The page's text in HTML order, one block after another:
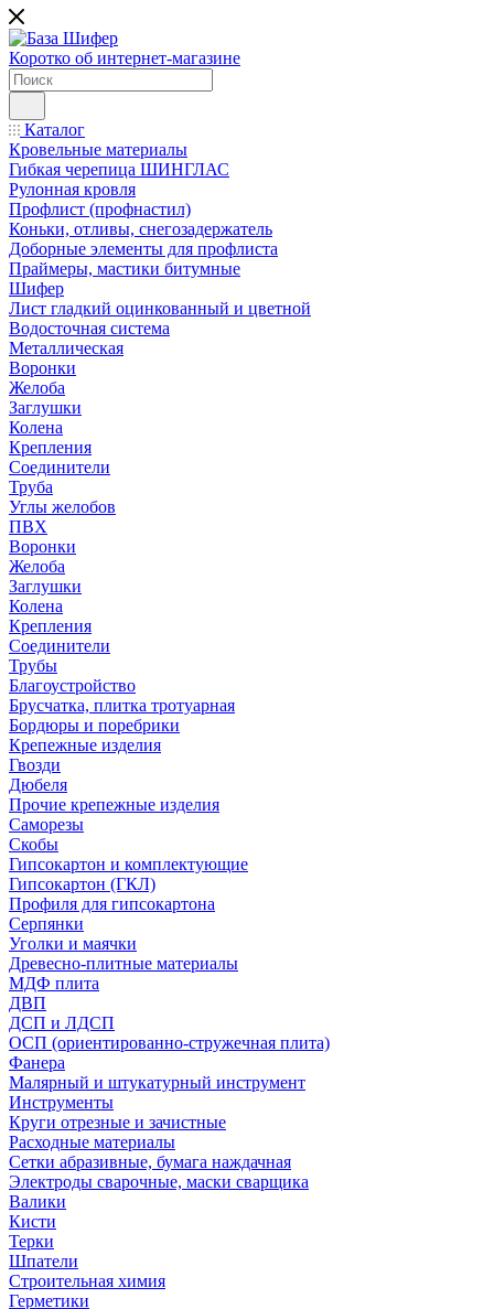
Коротко об интернет-магазине
Каталог
Кровельные материалы
Гибкая черепица ШИНГЛАС
Рулонная кровля
Профлист (профнастил)
Коньки, отливы, снегозадержатель
Доборные элементы для профлиста
Праймеры, мастики битумные
Шифер
Лист гладкий оцинкованный и цветной
Водосточная система
Металлическая
Воронки
Желоба
Заглушки
Колена
Крепления
Соединители
Труба
Углы желобов
ПВХ
Воронки
Желоба
Заглушки
Колена
Крепления
Соединители
Трубы
Благоустройство
Брусчатка, плитка тротуарная
Бордюры и поребрики
Крепежные изделия
Гвозди
Дюбеля
Прочие крепежные изделия
Саморезы
Скобы
Гипсокартон и комплектующие
Гипсокартон (ГКЛ)
Профиля для гипсокартона
Серпянки
Уголки и маячки
Древесно-плитные материалы
МДФ плита
ДВП
ДСП и ЛДСП
ОСП (ориентированно-стружечная плита)
Фанера
Малярный и штукатурный инструмент
Инструменты
Круги отрезные и зачистные
Расходные материалы
Сетки абразивные, бумага наждачная
Электроды сварочные, маски сварщика
Валики
Кисти
Терки
Шпатели
Строительная химия
Герметики